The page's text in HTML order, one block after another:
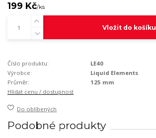
199 Kč/ks
Vložit do košíku
Číslo produktu:
LE40
Výrobce:
Liquid Elements
Průměr:
125 mm
Hlídat cenu / dostupnost
Do oblíbených
Podobné produkty